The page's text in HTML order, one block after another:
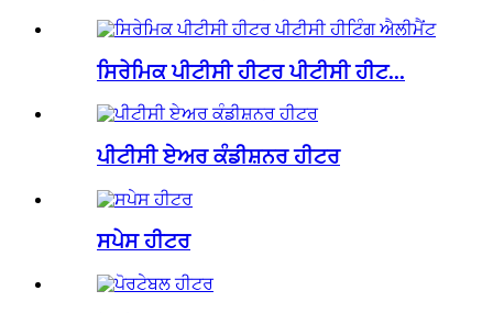
ਸਿਰੇਮਿਕ ਪੀਟੀਸੀ ਹੀਟਰ ਪੀਟੀਸੀ ਹੀਟ...
ਪੀਟੀਸੀ ਏਅਰ ਕੰਡੀਸ਼ਨਰ ਹੀਟਰ
ਸਪੇਸ ਹੀਟਰ